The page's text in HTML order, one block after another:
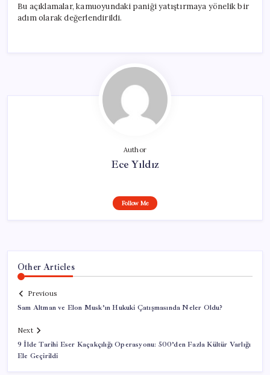
Bu açıklamalar, kamuoyundaki paniği yatıştırmaya yönelik bir
adım olarak değerlendirildi.
Author
Ece Yıldız
Follow Me
Other Articles
Previous
Sam Altman ve Elon Musk’ın Hukuki Çatışmasında Neler Oldu?
Next
9 İlde Tarihi Eser Kaçakçılığı Operasyonu: 500’den Fazla Kültür Varlığı
Ele Geçirildi